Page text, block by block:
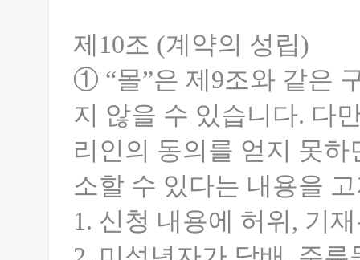
제10조 (계약의 성립)
① “몰”은 제9조와 같은
지 않을 수 있습니다. 다
리인의 동의를 얻지 못
소할 수 있다는 내용을
1. 신청 내용에 허위, 기